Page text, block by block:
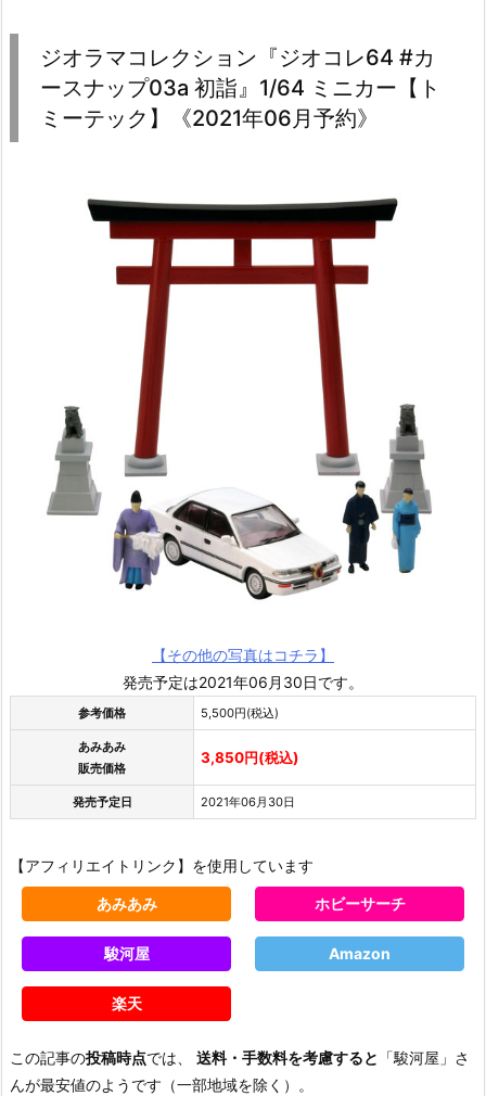
ジオラマコレクション『ジオコレ64 #カ
ースナップ03a 初詣』1/64 ミニカー【ト
ミーテック】《2021年06月予約》
【その他の写真はコチラ】
発売予定は2021年06月30日です。
参考価格 5,500円(税込)
あみあみ
販売価格
3,850円(税込)
発売予定日 2021年06月30日
【アフィリエイトリンク】を使用しています
あみあみ ホビーサーチ
駿河屋 Amazon
楽天
この記事の投稿時点では、 送料・手数料を考慮すると 「駿河屋」さ
んが最安値のようです（一部地域を除く）。